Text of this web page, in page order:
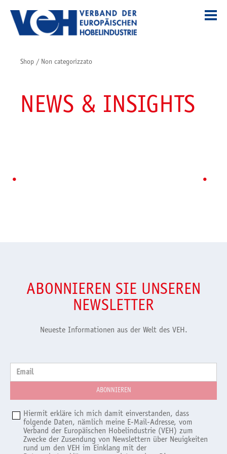
Shop / Non categorizzato
NEWS & INSIGHTS
ABONNIEREN SIE UNSEREN
NEWSLETTER
Neueste Informationen aus der Welt des VEH.
Email
Hiermit erkläre ich mich damit einverstanden, dass
folgende Daten, nämlich meine E-Mail-Adresse, vom
Verband der Europäischen Hobelindustrie (VEH) zum
Zwecke der Zusendung von Newslettern über Neuigkeiten
rund um den VEH im Einklang mit der